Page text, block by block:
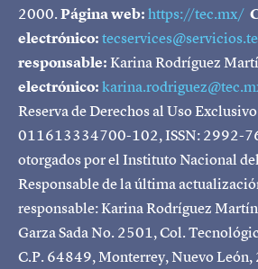
2000.Página web:https://tec.mx/
electrónico:
responsable:Karina Rodríguez
electrónico:
Reserva de Derechos al Uso
011613334700-102, ISSN: 2992-
otorgados por el Instituto Nacional
Responsable de la última
responsable: Karina Rodríguez
Garza Sada No. 2501, Col.
C.P. 64849, Monterrey, Nuevo